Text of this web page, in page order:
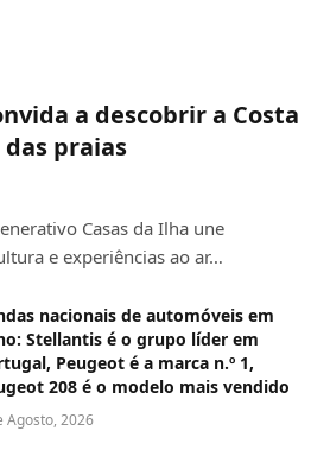
a descobrir a Costa
praias
Casas da Ilha une
e experiências ao ar…
nacionais de automóveis em
Stellantis é o grupo líder em
Peugeot é a marca n.º 1,
208 é o modelo mais vendido
Agosto, 2026